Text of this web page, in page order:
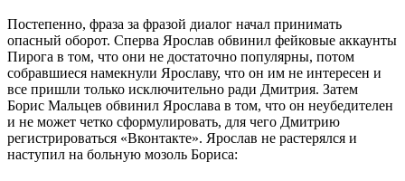
Постепенно, фраза за фразой диалог начал принимать
опасный оборот. Сперва Ярослав обвинил фейковые аккаунты
Пирога в том, что они не достаточно популярны, потом
собравшиеся намекнули Ярославу, что он им не интересен и
все пришли только исключительно ради Дмитрия. Затем
Борис Мальцев обвинил Ярослава в том, что он неубедителен
и не может четко сформулировать, для чего Дмитрию
регистрироваться «Вконтакте». Ярослав не растерялся и
наступил на больную мозоль Бориса: